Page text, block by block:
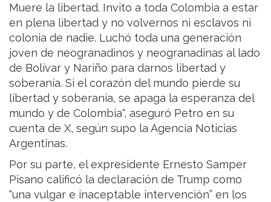
Muere la libertad. Invito a toda Colombia a estar
en plena libertad y no volvernos ni esclavos ni
colonia de nadie. Luchó toda una generación
joven de neogranadinos y neogranadinas al lado
de Bolívar y Nariño para darnos libertad y
soberanía. Si el corazón del mundo pierde su
libertad y soberanía, se apaga la esperanza del
mundo y de Colombia“, aseguró Petro en su
cuenta de X, según supo la Agencia Noticias
Argentinas.
Por su parte, el expresidente Ernesto Samper
Pisano calificó la declaración de Trump como
“una vulgar e inaceptable intervención” en los